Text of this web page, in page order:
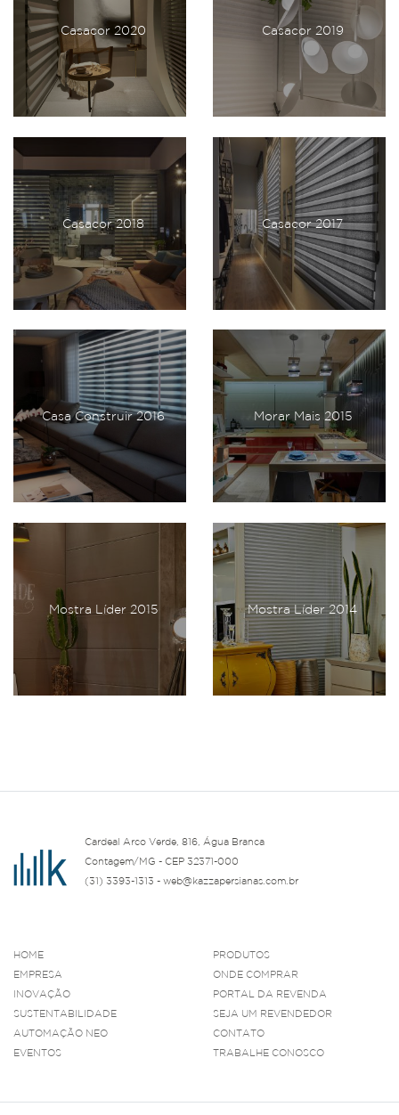
Casacor 2020 Casacor 2019
Casacor 2018 Casacor 2017
Casa Construir 2016 Morar Mais 2015
Mostra Líder 2015 Mostra Líder 2014
Cardeal Arco Verde, 816, Água Branca
Contagem/MG - CEP 32371-000
(31) 3393-1313 - web@kazzapersianas.com.br
HOME
EMPRESA
INOVAÇÃO
SUSTENTABILIDADE
AUTOMAÇÃO NEO
EVENTOS
PRODUTOS
ONDE COMPRAR
PORTAL DA REVENDA
SEJA UM REVENDEDOR
CONTATO
TRABALHE CONOSCO